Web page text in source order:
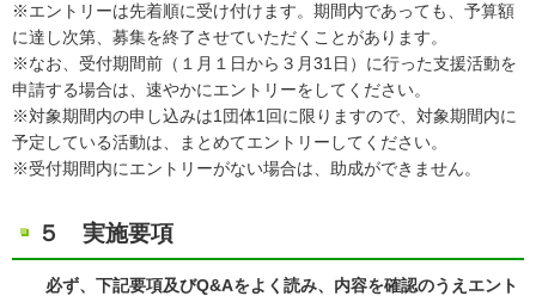
※エントリーは先着順に受け付けます。期間内であっても、予算額
に達し次第、募集を終了させていただくことがあります。
※なお、受付期間前（１月１日から３月31日）に行った支援活動を
申請する場合は、速やかにエントリーをしてください。
※対象期間内の申し込みは1団体1回に限りますので、対象期間内に
予定している活動は、まとめてエントリーしてください。
※受付期間内にエントリーがない場合は、助成ができません。
５ 実施要項
必ず、下記要項及びQ&Aをよく読み、内容を確認のうえエント